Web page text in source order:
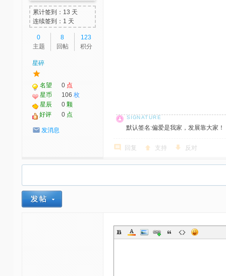
累计签到：13 天
连续签到：1 天
0
主题
8
回帖
123
积分
星碎
名望 0 点
星币
106 枚
星辰
0 颗
好评
0 点
发消息 默认签名:偏爱是我家，发展靠大家
回复 支持 反对